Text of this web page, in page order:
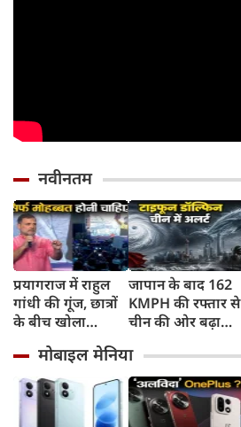
नवीनतम
प्रयागराज में राहुल
गांधी की गूंज, छात्रों
के बीच खोला
दरवाजों' का सच
जापान के बाद 162
KMPH की रफ्तार से
चीन की ओर बढ़ा
में अलर्ट, बंदरगाह,
स्कूल बंद, उड़ानें रद्द
मोबाइल मेनिया